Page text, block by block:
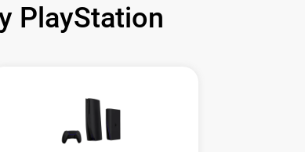
PlayStation